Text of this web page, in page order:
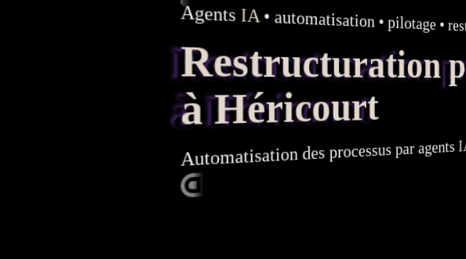
Agents IA• automatisation•pilotage•
Restructuration
à Héricourt
Automatisationdes processusparagents